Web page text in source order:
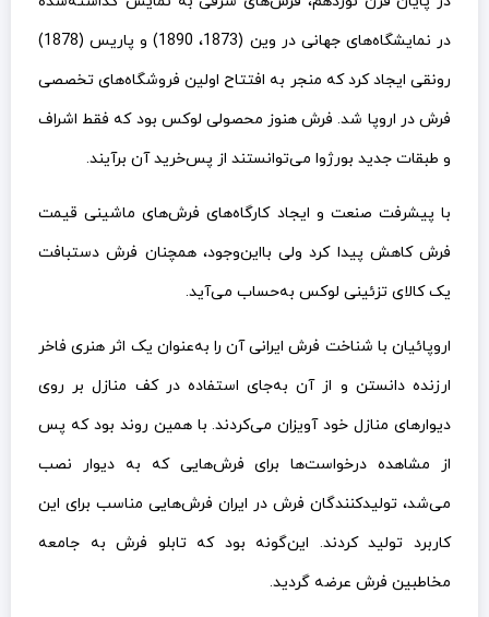
در نمایشگاه‌های جهانی در وین (1873، 1890) و پاریس (1878)
رونقی ایجاد کرد که منجر به افتتاح اولین فروشگاه‌های تخصصی
فرش در اروپا شد. فرش هنوز محصولی لوکس بود که فقط اشراف
و طبقات جدید بورژوا می‌توانستند از پس‌خرید آن برآیند.
با پیشرفت صنعت و ایجاد کارگاه‌های فرش‌های ماشینی قیمت
فرش کاهش پیدا کرد ولی بااین‌وجود، همچنان فرش دستبافت
یک کالای تزئینی لوکس به‌حساب می‌آید.
اروپائیان با شناخت فرش ایرانی آن را به‌عنوان یک اثر هنری فاخر
ارزنده دانستن و از آن به‌جای استفاده در کف منازل بر روی
دیوارهای منازل خود آویزان می‌کردند. با همین روند بود که پس
از مشاهده درخواست‌ها برای فرش‌هایی که به دیوار نصب
می‌شد، تولیدکنندگان فرش در ایران فرش‌هایی مناسب برای این
کاربرد تولید کردند. این‌گونه بود که تابلو فرش به جامعه
مخاطبین فرش عرضه گردید.